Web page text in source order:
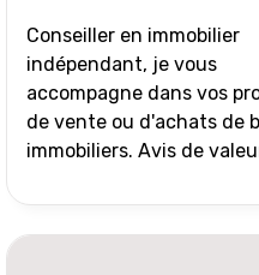
Conseiller en immobilier
indépendant, je vous
accompagne dans vos
de vente ou d'achats de
immobiliers. Avis de valeur
suivi personnalisés Mise
avant du bien grâce à des